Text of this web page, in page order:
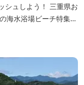
う！ 三重県お
海水浴場ビーチ特集